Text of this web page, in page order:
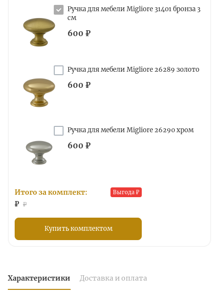
600 ₽
Ручка для мебели Migliore 31401 бронза 3
см
600 ₽
Ручка для мебели Migliore 26289 золото
600 ₽
Ручка для мебели Migliore 26290 хром
Выгода ₽
Итого за комплект:
₽ ₽
Купить комплектом
Характеристики Доставка и оплата